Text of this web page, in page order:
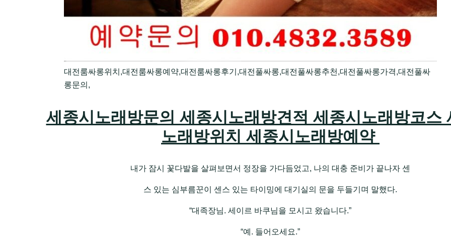
대전룸싸롱위치,대전룸싸롱예약,대전룸싸롱후기,대전풀싸롱,대전풀싸롱추천,대전풀싸롱가격,대전풀싸
롱문의,
세종시노래방문의 세종시노래방견적 세종시노래방코스
노래방위치 세종시노래방예약
내가 잠시 꽃다발을 살펴보면서 정장을 가다듬었고, 나의 대충 준비가 끝나자 센
스 있는 심부름꾼이 센스 있는 타이밍에 대기실의 문을 두들기며 말했다.
“대족장님. 세이르 바쿠님을 모시고 왔습니다.”
“예. 들어오세요.”